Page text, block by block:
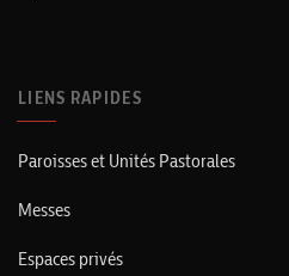
LIENS RAPIDES
Paroisses et Unités Pastorales
Messes
Espaces privés